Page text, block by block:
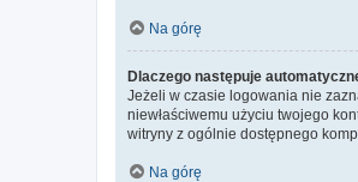
Na górę
Dlaczego następuje
Jeżeli w czasie logowania nie
niewłaściwemu użyciu twojego
witryny z ogólnie dostępnego
Na górę